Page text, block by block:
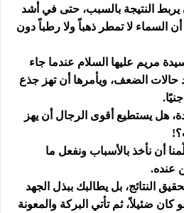
النتيجة بالسبب، حتى في أشد
السماء لا تمطر ذهباً ولا رطباً دون
مريم عليها السلام عندما جاء
حالات الضعف، ويأمرها أن تهز جذع
.
هل يستطيع أقوى الرجال أن يهز
!
أن نأخذ بالأسباب ونفعل ما
عنده.
النتائج، بل يطالبك ببذل الجهد
كان ضئيلاً، ثم تأتي البركة والمعونة